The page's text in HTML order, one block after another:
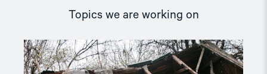
Topics we are working on
Read
article
"Dokumentasjonsarbeidet"